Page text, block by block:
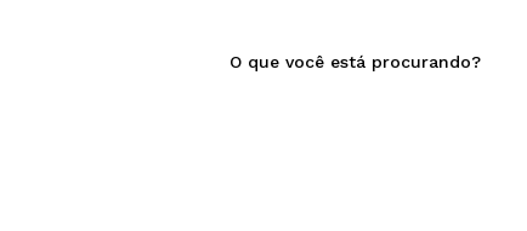
O que você está procurando?